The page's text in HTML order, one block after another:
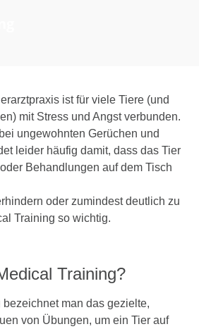
ist für viele Tiere (und
mit Stress und Angst verbunden.
ungewohnten Gerüchen und
leider häufig damit, dass das Tier
Behandlungen auf dem Tisch
oder zumindest deutlich zu
Training so wichtig.
Training?
man das gezielte,
von Übungen, um ein Tier auf